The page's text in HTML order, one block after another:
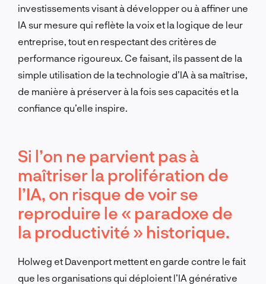
investissements visant à développer ou à affiner une
IA sur mesure qui reflète la voix et la logique de leur
entreprise, tout en respectant des critères de
performance rigoureux. Ce faisant, ils passent de la
simple utilisation de la technologie d’IA à sa maîtrise,
de manière à préserver à la fois ses capacités et la
confiance qu’elle inspire.
Si l’on ne parvient pas à
maîtriser la prolifération de
l’IA, on risque de voir se
reproduire le « paradoxe de
la productivité » historique.
Holweg et Davenport mettent en garde contre le fait
que les organisations qui déploient l’IA générative